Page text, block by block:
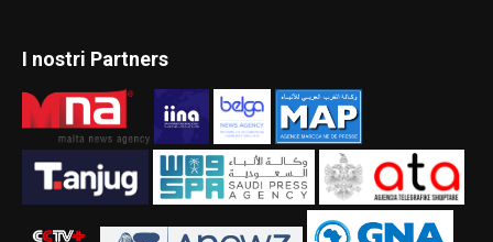
I nostri Partners